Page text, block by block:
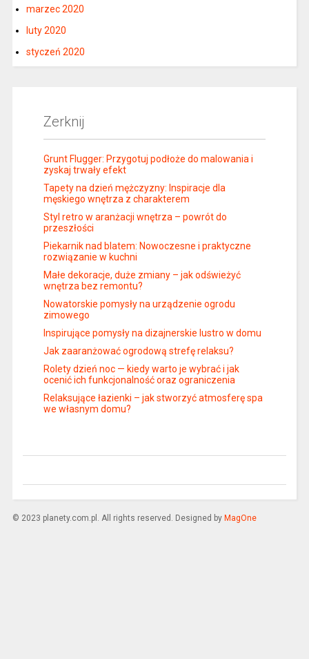
marzec 2020
luty 2020
styczeń 2020
Zerknij
Grunt Flugger: Przygotuj podłoże do malowania i
zyskaj trwały efekt
Tapety na dzień mężczyzny: Inspiracje dla
męskiego wnętrza z charakterem
Styl retro w aranżacji wnętrza – powrót do
przeszłości
Piekarnik nad blatem: Nowoczesne i praktyczne
rozwiązanie w kuchni
Małe dekoracje, duże zmiany – jak odświeżyć
wnętrza bez remontu?
Nowatorskie pomysły na urządzenie ogrodu
zimowego
Inspirujące pomysły na dizajnerskie lustro w domu
Jak zaaranżować ogrodową strefę relaksu?
Rolety dzień noc — kiedy warto je wybrać i jak
ocenić ich funkcjonalność oraz ograniczenia
Relaksujące łazienki – jak stworzyć atmosferę spa
we własnym domu?
© 2023 planety.com.pl. All rights reserved. Designed by MagOne